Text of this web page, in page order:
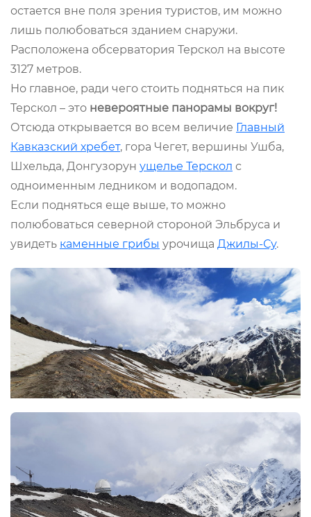
остается вне поля зрения туристов, им можно
лишь полюбоваться зданием снаружи.
Расположена обсерватория Терскол на высоте
3127 метров.
Но главное, ради чего стоить подняться на пик
Терскол – это невероятные панорамы вокруг!
Отсюда открывается во всем величие Главный
Кавказский хребет, гора Чегет, вершины Ушба,
Шхельда, Донгузорун ущелье Терскол с
одноименным ледником и водопадом.
Если подняться еще выше, то можно
полюбоваться северной стороной Эльбруса и
увидеть каменные грибы урочища Джилы-Су.